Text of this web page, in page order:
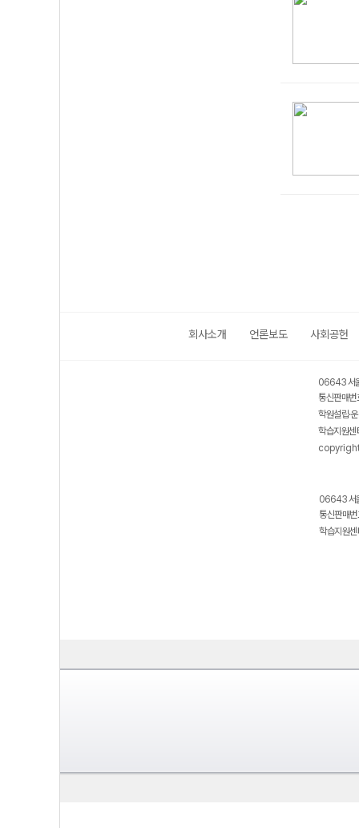
회사소개 언론보도 사회공헌
06643 서
통신판매
학원설립·
학습지원
06643 서
통신판매
학습지원